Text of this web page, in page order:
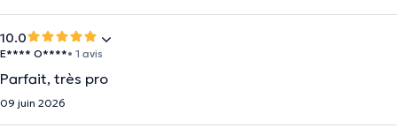
10.0
E**** O****• 1 avis
Parfait, très pro
09 juin 2026